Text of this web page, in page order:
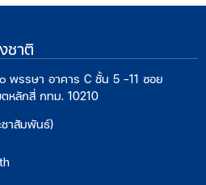
ชาติ
พรรษา อาคาร C ชั้น 5 -11 ซอย
หลักสี่ กทม. 10210
ชาสัมพันธ์)